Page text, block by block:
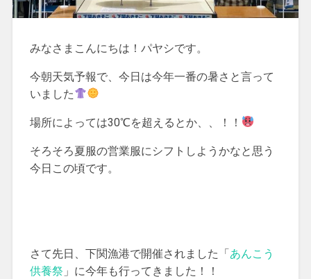
みなさまこんにちは！パヤシです。
今朝天気予報で、今日は今年一番の暑さと言って
いました
場所によっては30℃を超えるとか、、！！
そろそろ夏服の営業服にシフトしようかなと思う
今日この頃です。
さて先日、下関漁港で開催されました「あんこう
供養祭 」に今年も行ってきました！！